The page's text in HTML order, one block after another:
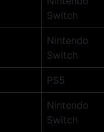
Switch
Nintendo
Switch
PS5
Nintendo
Switch